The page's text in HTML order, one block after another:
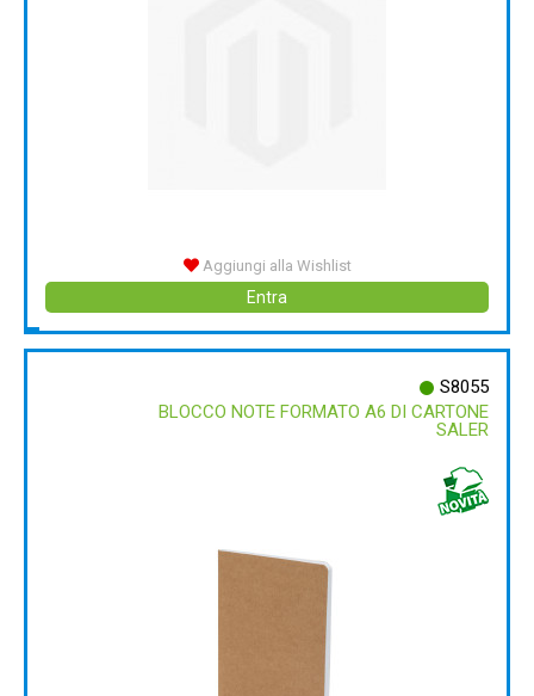
Aggiungi alla Wishlist
Entra
S8055
BLOCCO NOTE FORMATO A6 DI CARTONE
SALER